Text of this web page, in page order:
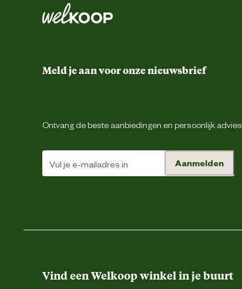
Veiligheids eigenschappen
Meld je aan voor onze nieuwsbrief
Ontvang de beste aanbiedingen en persoonlijk advies.
Aanmelden
Vind een Welkoop winkel in je buurt